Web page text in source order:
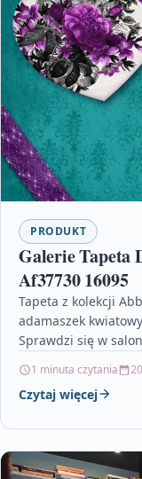
PRODUKT
Galerie Tapeta
Af37730 16095
Tapeta z kolekcji
adamaszek
Sprawdzi się w
1 minuta czytania
Czytaj więcej